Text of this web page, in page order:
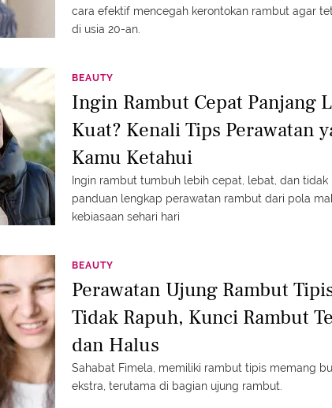
cara efektif mencegah kerontokan rambut agar
di usia 20-an.
BEAUTY
Ingin Rambut Cepat Panjang
Kuat? Kenali Tips Perawatan
Kamu Ketahui
Ingin rambut tumbuh lebih cepat, lebat, dan tidak
panduan lengkap perawatan rambut dari pola
kebiasaan sehari hari
BEAUTY
Perawatan Ujung Rambut
Tidak Rapuh, Kunci Rambut
dan Halus
Sahabat Fimela, memiliki rambut tipis memang
ekstra, terutama di bagian ujung rambut.